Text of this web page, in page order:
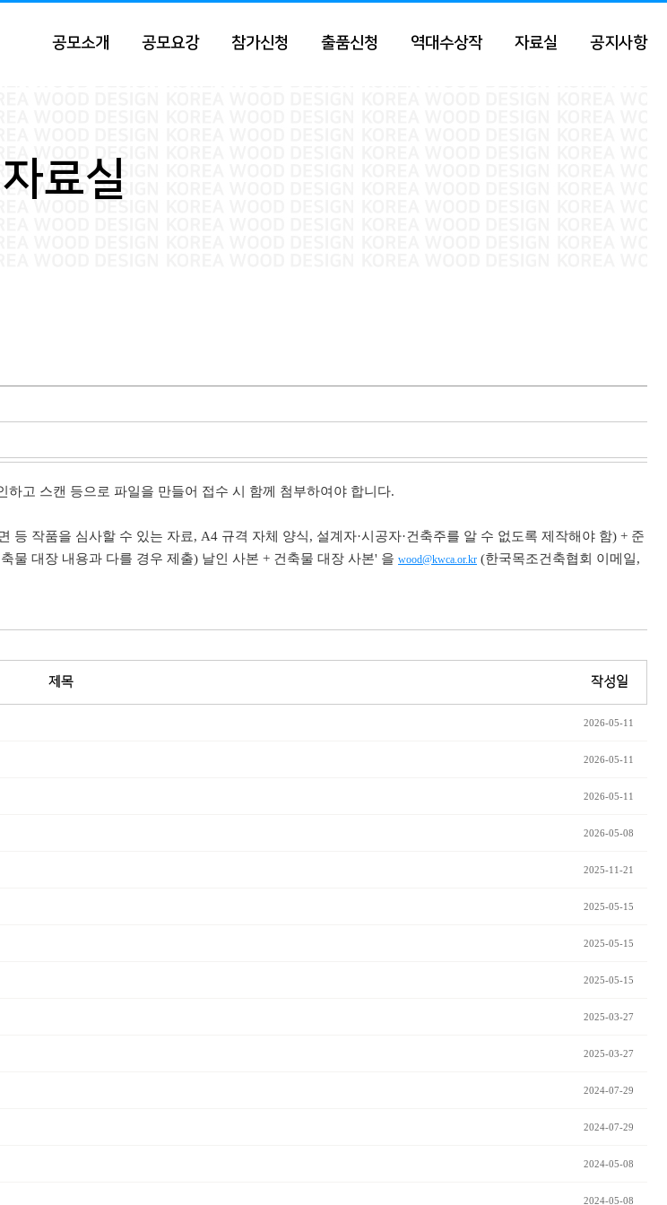
공모소개 공모요강 참가신청 출품신청 역대수상작 자료실 공지사항
자료실
고 스캔 등으로 파일을 만들어 접수 시 함께 첨부하여야 합니다.
작품을 심사할 수 있는 자료, A4 규격 자체 양식, 설계자·시공자·건축주를 알 수 없도록 제작해야 함) + 준
물 대장 내용과 다를 경우 제출) 날인 사본 + 건축물 대장 사본' 을 wood@kwca.or.kr (한국목조건축협회 이메일,
제목 작성일
2026-05-11
2026-05-11
2026-05-11
2026-05-08
2025-11-21
2025-05-15
2025-05-15
2025-05-15
2025-03-27
2025-03-27
2024-07-29
2024-07-29
2024-05-08
2024-05-08